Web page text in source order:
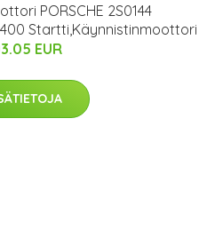
PORSCHE 2S0144
Startti,Käynnistinmoottori
EUR